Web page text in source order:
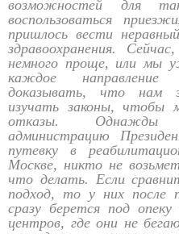
возможностей для
воспользоваться
пришлось вести
здравоохранения.
немного проще, или мы
каждое направление
доказывать, что нам
изучать законы,
отказы. Однажды
администрацию
путевку в
Москве, никто не
что делать. Если
подход, то у них после
сразу берется под
центров, где они не